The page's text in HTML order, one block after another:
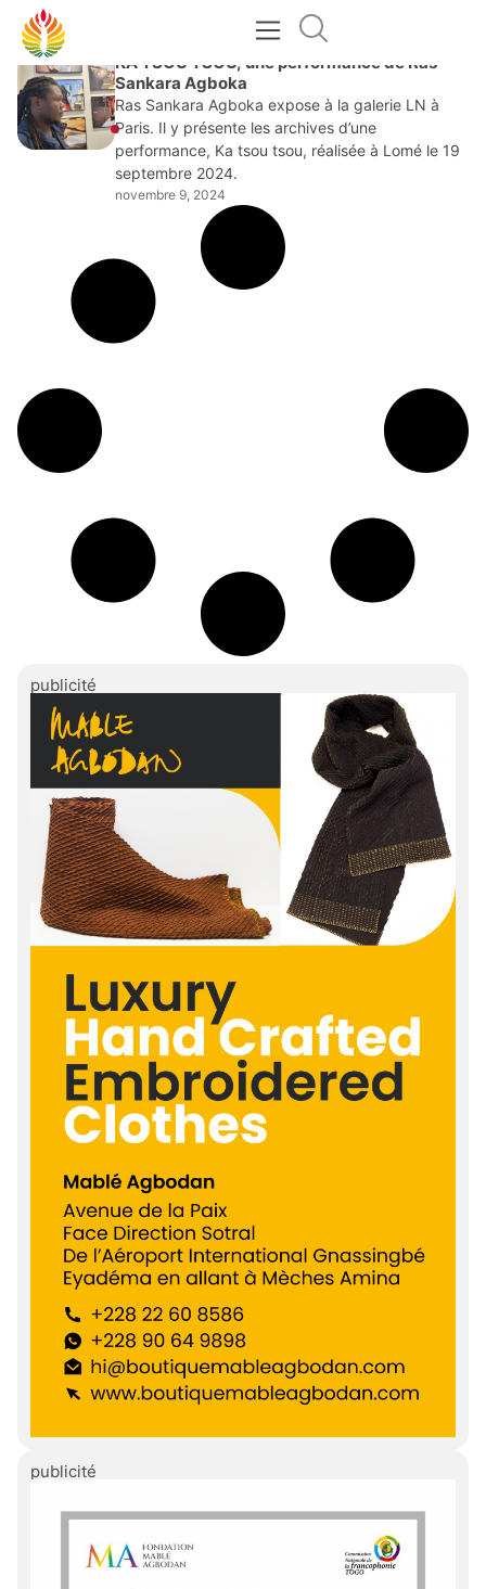
NOVEMBRE 9, 2024
KA TSOU TSOU, une performance de Ras
Sankara Agboka
Ras Sankara Agboka expose à la galerie LN à
Paris. Il y présente les archives d’une
performance, Ka tsou tsou, réalisée à Lomé le 19
septembre 2024.
novembre 9, 2024
publicité
publicité